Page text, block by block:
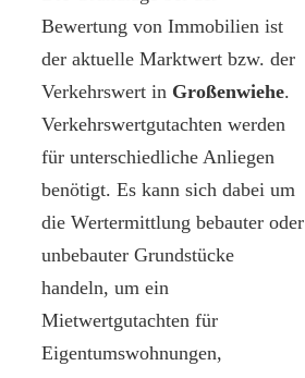
Bewertung von Immobilien ist
der aktuelle Marktwert bzw. der
Verkehrswert in Großenwiehe.
Verkehrswertgutachten werden
für unterschiedliche Anliegen
benötigt. Es kann sich dabei um
die Wertermittlung bebauter oder
unbebauter Grundstücke
handeln, um ein
Mietwertgutachten für
Eigentumswohnungen,